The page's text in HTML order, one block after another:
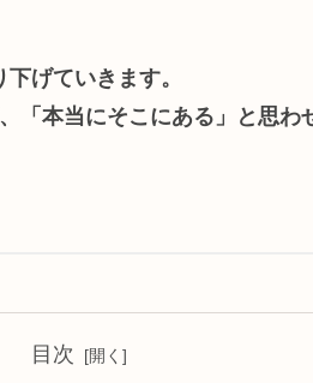
げていきます。
「本当にそこにある」と思わ
目次